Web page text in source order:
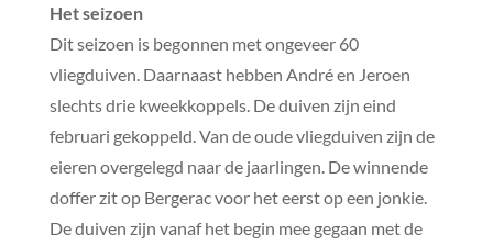
Het seizoen
Dit seizoen is begonnen met ongeveer 60
vliegduiven. Daarnaast hebben André en Jeroen
slechts drie kweekkoppels. De duiven zijn eind
februari gekoppeld. Van de oude vliegduiven zijn de
eieren overgelegd naar de jaarlingen. De winnende
doffer zit op Bergerac voor het eerst op een jonkie.
De duiven zijn vanaf het begin mee gegaan met de